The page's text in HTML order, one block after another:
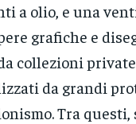
a olio, e una
grafiche e
collezioni
da grandi
Tra questi,